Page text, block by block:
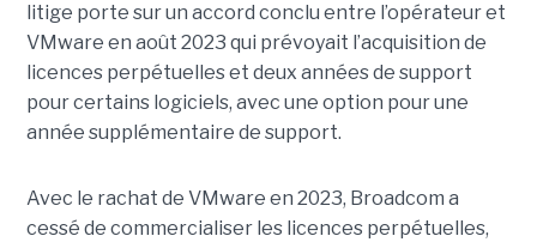
litige porte sur un accord conclu entre l’opérateur et
VMware en août 2023 qui prévoyait l’acquisition de
licences perpétuelles et deux années de support
pour certains logiciels, avec une option pour une
année supplémentaire de support.
Avec le rachat de VMware en 2023, Broadcom a
cessé de commercialiser les licences perpétuelles,